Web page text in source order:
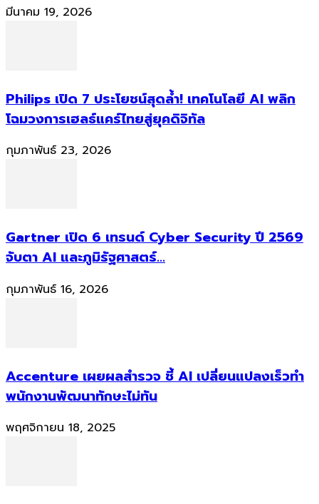
มีนาคม 19, 2026
Philips เปิด 7 ประโยชน์สุดล้ำ! เทคโนโลยี AI พลิก
โฉมวงการเฮลธ์แคร์ไทยสู่ยุคดิจิทัล
กุมภาพันธ์ 23, 2026
Gartner เปิด 6 เทรนด์ Cyber Security ปี 2569
จับตา AI และภูมิรัฐศาสตร์...
กุมภาพันธ์ 16, 2026
Accenture เผยผลสำรวจ ชี้ AI เปลี่ยนแปลงเร็วทำ
พนักงานพัฒนาทักษะไม่ทัน
พฤศจิกายน 18, 2025